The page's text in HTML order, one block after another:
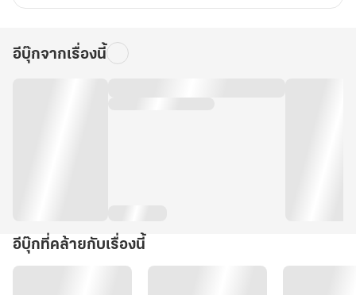
อีบุ๊กจากเรื่องนี้
อีบุ๊กที่คล้ายกับเรื่องนี้